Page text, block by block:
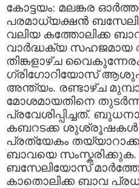
കോട്ടയം: മലങ്കര
പരമാധ്യക്ഷന്‍
വലിയ കത്തോലിക്ക
വാര്‍ദ്ധക്യ
തിങ്കളാഴ്ച
ഗ്രിഗോറിയോസ്
അന്ത്യം. രണ്ടാഴ്ച
മോശമായതിനെ
പ്രവേശിപ്പിച്ചത്.
കബറടക്ക ശുശ്രൂഷകള്‍
പ്രത്യേകം
ബാവയെ
ബസേലിയോസ്
കാതൊലിക്ക ബാവ